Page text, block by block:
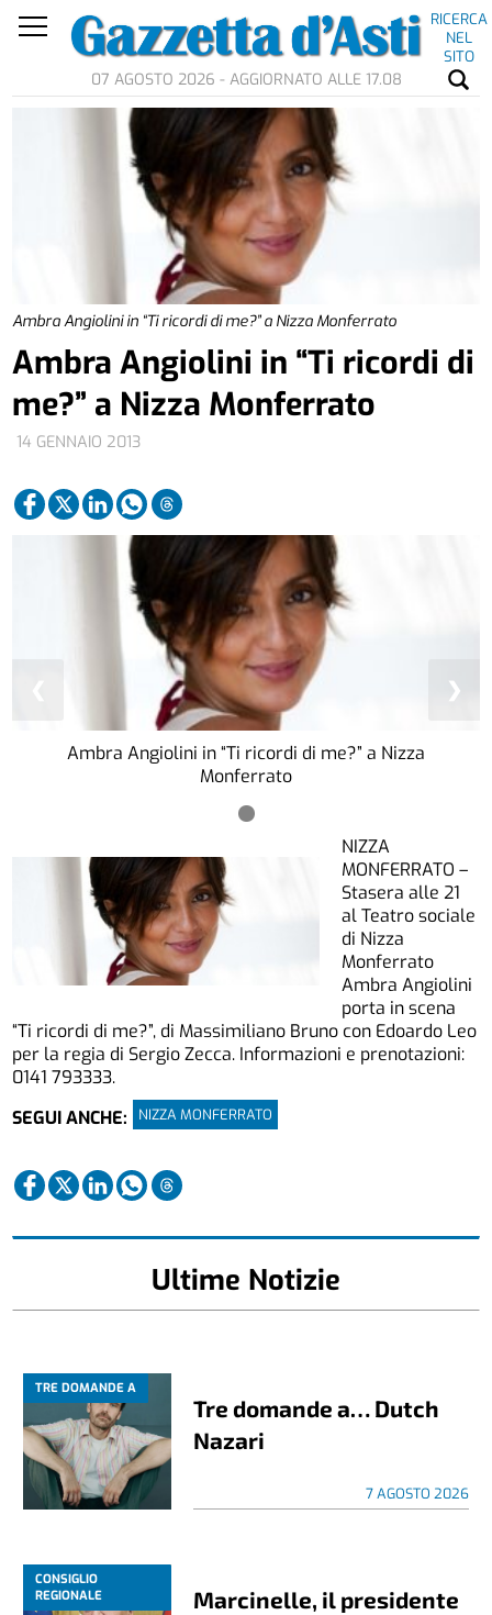
RICERCA
NEL
SITO
07 AGOSTO 2026 - AGGIORNATO ALLE 17.08
Ambra Angiolini in “Ti ricordi di me?” a Nizza Monferrato
14 GENNAIO 2013
Ambra Angiolini in “Ti ricordi di
me?” a Nizza Monferrato
Ambra Angiolini in “Ti ricordi di me?” a Nizza
Monferrato
❯
NIZZA
MONFERRATO –
Stasera alle 21
al Teatro sociale
di Nizza
Monferrato
Ambra Angiolini
porta in scena
“Ti ricordi di me?”, di Massimiliano Bruno con Edoardo Leo
per la regia di Sergio Zecca. Informazioni e prenotazioni:
0141 793333.
SEGUI ANCHE:
NIZZA MONFERRATO
Ultime Notizie
TRE DOMANDE A
Tre domande a… Dutch
Nazari
7 AGOSTO 2026
CONSIGLIO
REGIONALE
Marcinelle, il presidente